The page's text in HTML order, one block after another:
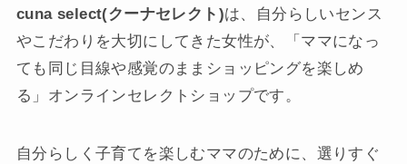
cuna select(クーナセレクト)は、自分らしいセンス
やこだわりを大切にしてきた女性が、「ママになっ
ても同じ目線や感覚のままショッピングを楽しめ
る」オンラインセレクトショップです。
自分らしく子育てを楽しむママのために、選りすぐ